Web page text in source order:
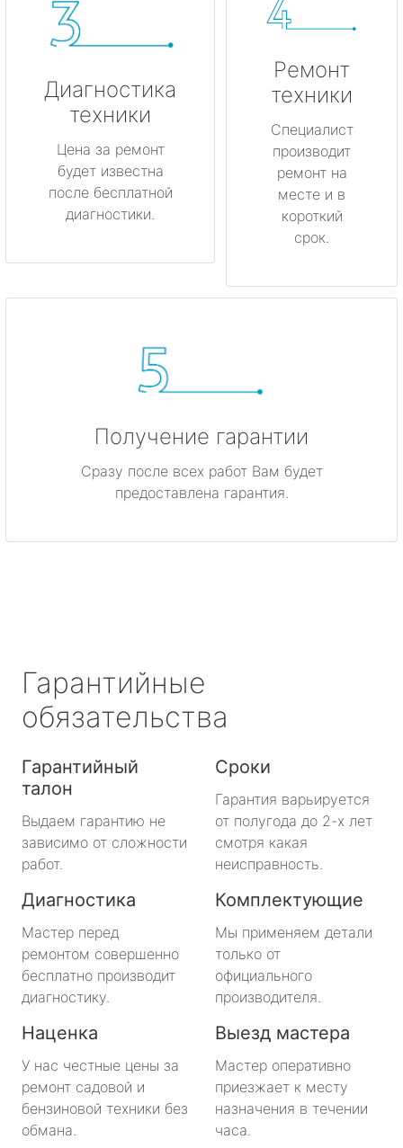
Диагностика
техники
Цена за ремонт
будет известна
после бесплатной
диагностики.
Ремонт
техники
Специалист
производит
ремонт на
месте и в
короткий
срок.
Получение гарантии
Сразу после всех работ Вам будет
предоставлена гарантия.
Гарантийные
обязательства
Гарантийный
талон
Выдаем гарантию не
зависимо от сложности
работ.
Сроки
Гарантия варьируется
от полугода до 2-х лет
смотря какая
неисправность.
Диагностика
Мастер перед
ремонтом совершенно
бесплатно производит
диагностику.
Комплектующие
Мы применяем детали
только от
официального
производителя.
Наценка
У нас честные цены за
ремонт садовой и
бензиновой техники без
обмана.
Выезд мастера
Мастер оперативно
приезжает к месту
назначения в течении
часа.